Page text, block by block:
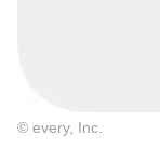
© every, Inc.